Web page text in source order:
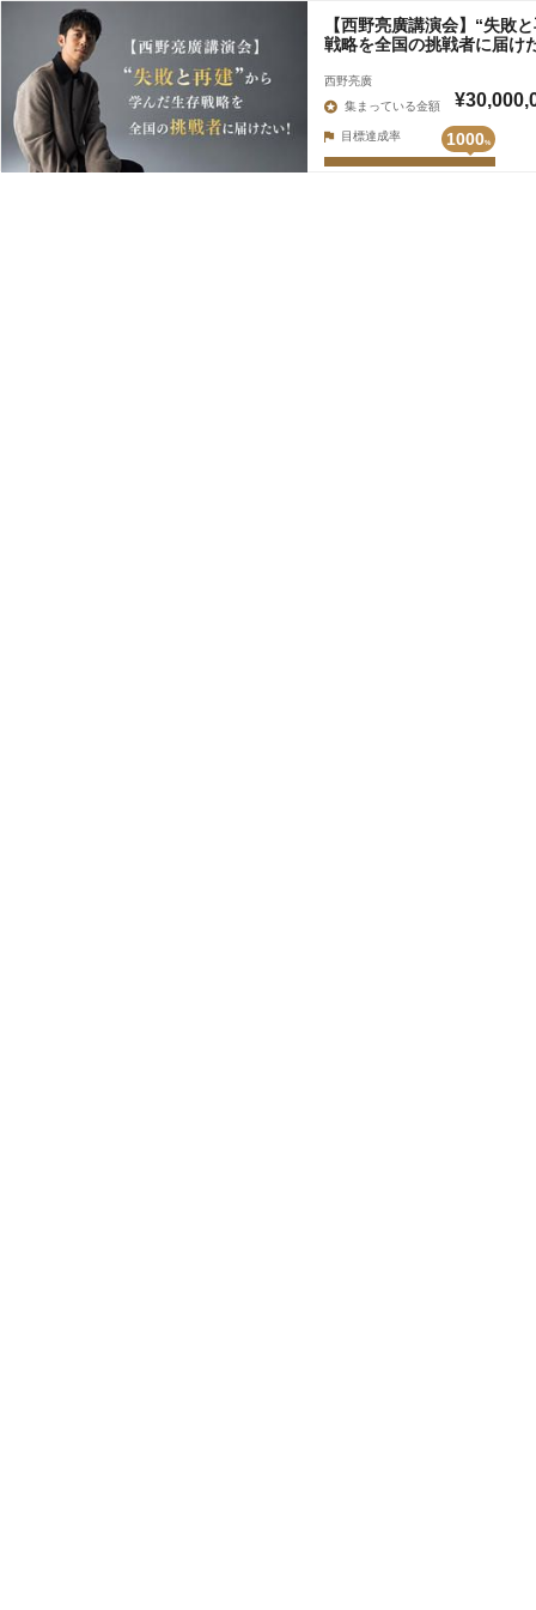
【西野亮廣講演会】“失敗
戦略を全国の挑戦者に届け
西野亮廣
集まっている金額
目標達成率 1000%